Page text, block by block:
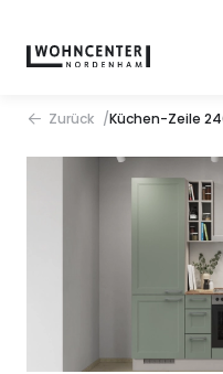
Zurück Küchen-Zeile